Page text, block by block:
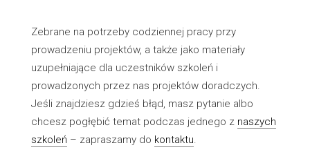
Zebrane na potrzeby codziennej pracy przy
prowadzeniu projektów, a także jako materiały
uzupełniające dla uczestników szkoleń i
prowadzonych przez nas projektów doradczych.
Jeśli znajdziesz gdzieś błąd, masz pytanie albo
chcesz pogłębić temat podczas jednego z naszych
szkoleń – zapraszamy do kontaktu.